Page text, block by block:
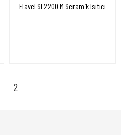
Flavel SI 2200 M Seramik Isıtıcı
2